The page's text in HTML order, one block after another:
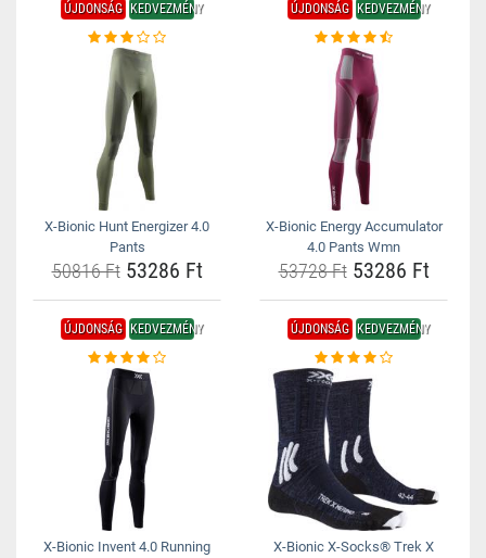
ÚJDONSÁG KEDVEZMÉNY
X-Bionic Hunt Energizer 4.0
Pants
50816 Ft53286 Ft
ÚJDONSÁG KEDVEZMÉNY
X-Bionic Energy Accumulator
4.0 Pants Wmn
53728 Ft53286 Ft
ÚJDONSÁG KEDVEZMÉNY
X-Bionic Invent 4.0 Running
ÚJDONSÁG KEDVEZMÉNY
X-Bionic X-Socks® Trek X